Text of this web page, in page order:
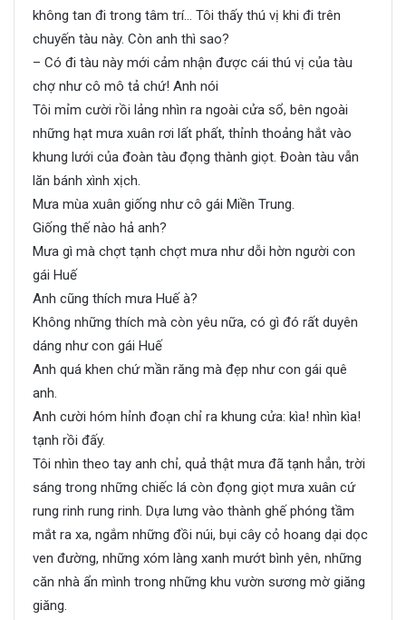
không tan đi trong tâm trí… Tôi thấy thú vị khi đi trên
chuyến tàu này. Còn anh thì sao?
– Có đi tàu này mới cảm nhận được cái thú vị của tàu
chợ như cô mô tả chứ! Anh nói
Tôi mỉm cười rồi lảng nhìn ra ngoài cửa sổ, bên ngoài
những hạt mưa xuân rơi lất phất, thỉnh thoảng hắt vào
khung lưới của đoàn tàu đọng thành giọt. Đoàn tàu vẫn
lăn bánh xình xịch.
Mưa mùa xuân giống như cô gái Miền Trung.
Giống thế nào hả anh?
Mưa gì mà chợt tạnh chợt mưa như dỗi hờn người con
gái Huế
Anh cũng thích mưa Huế à?
Không những thích mà còn yêu nữa, có gì đó rất duyên
dáng như con gái Huế
Anh quá khen chứ mần răng mà đẹp như con gái quê
anh.
Anh cười hóm hỉnh đoạn chỉ ra khung cửa: kìa! nhìn kìa!
tạnh rồi đấy.
Tôi nhìn theo tay anh chỉ, quả thật mưa đã tạnh hẳn, trời
sáng trong những chiếc lá còn đọng giọt mưa xuân cứ
rung rinh rung rinh. Dựa lưng vào thành ghế phóng tầm
mắt ra xa, ngắm những đồi núi, bụi cây cỏ hoang dại dọc
ven đường, những xóm làng xanh mướt bình yên, những
căn nhà ẩn mình trong những khu vườn sương mờ giăng
giăng.